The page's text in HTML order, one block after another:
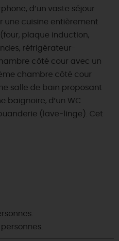
d’un vaste séjour
une cuisine entièrement
plaque induction,
réfrigérateur-
côté cour avec un
chambre côté cour
salle de bain proposant
baignoire, d’un WC
(lave-linge). Cet